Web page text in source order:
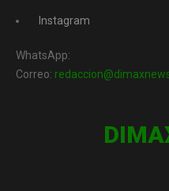
Instagram
WhatsApp:
Correo: